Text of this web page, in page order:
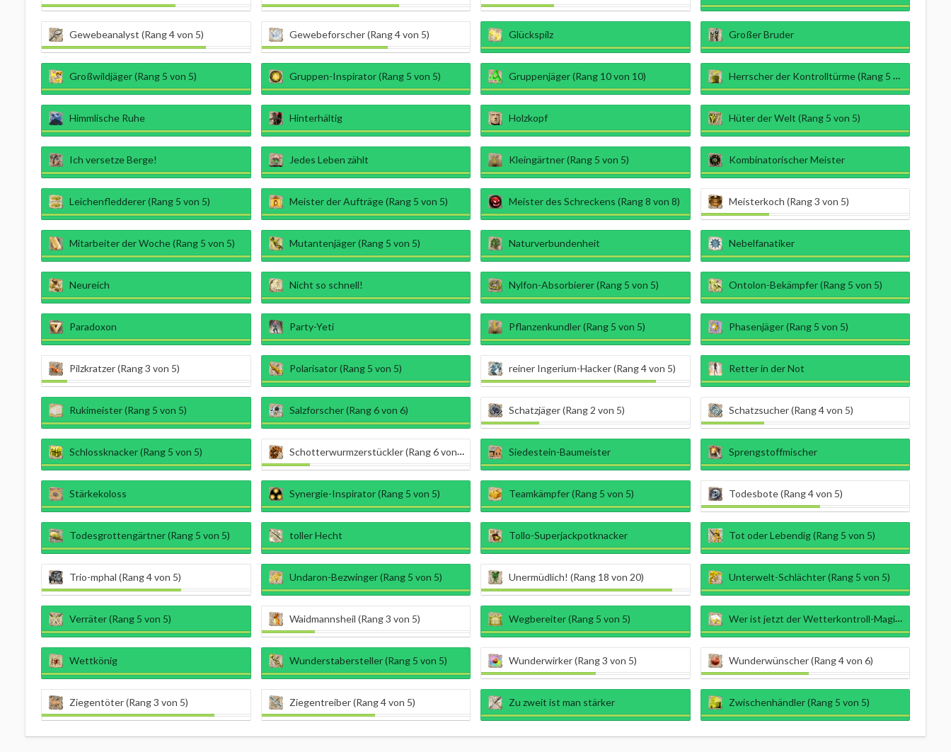
Gewebeanalyst (Rang 4 von 5) Gewebeforscher (Rang 4 von 5) Glückspilz Großer Bruder
Großwildjäger (Rang 5 von 5) Gruppen-Inspirator (Rang 5 von 5) Gruppenjäger (Rang 10 von 10) Herrscher der Kontrolltürme (Rang 5 von 5)
Himmlische Ruhe Hinterhältig Holzkopf Hüter der Welt (Rang 5 von 5)
Ich versetze Berge! Jedes Leben zählt Kleingärtner (Rang 5 von 5) Kombinatorischer Meister
Leichenfledderer (Rang 5 von 5) Meister der Aufträge (Rang 5 von 5) Meister des Schreckens (Rang 8 von 8) Meisterkoch (Rang 3 von 5)
Mitarbeiter der Woche (Rang 5 von 5) Mutantenjäger (Rang 5 von 5) Naturverbundenheit Nebelfanatiker
Neureich Nicht so schnell! Nylfon-Absorbierer (Rang 5 von 5) Ontolon-Bekämpfer (Rang 5 von 5)
Paradoxon Party-Yeti Pflanzenkundler (Rang 5 von 5) Phasenjäger (Rang 5 von 5)
Pilzkratzer (Rang 3 von 5) Polarisator (Rang 5 von 5) reiner Ingerium-Hacker (Rang 4 von 5) Retter in der Not
Rukimeister (Rang 5 von 5) Salzforscher (Rang 6 von 6) Schatzjäger (Rang 2 von 5) Schatzsucher (Rang 4 von 5)
Schlossknacker (Rang 5 von 5) Schotterwurmzerstückler (Rang 6 von 7) Siedestein-Baumeister Sprengstoffmischer
Stärkekoloss Synergie-Inspirator (Rang 5 von 5) Teamkämpfer (Rang 5 von 5) Todesbote (Rang 4 von 5)
Todesgrottengärtner (Rang 5 von 5) toller Hecht Tollo-Superjackpotknacker Tot oder Lebendig (Rang 5 von 5)
Trio-mphal (Rang 4 von 5) Undaron-Bezwinger (Rang 5 von 5) Unermüdlich! (Rang 18 von 20) Unterwelt-Schlächter (Rang 5 von 5)
Verräter (Rang 5 von 5) Waidmannsheil (Rang 3 von 5) Wegbereiter (Rang 5 von 5) Wer ist jetzt der Wetterkontroll-Magier (Rang 5 von 5)
Wettkönig Wunderstabersteller (Rang 5 von 5) Wunderwirker (Rang 3 von 5) Wunderwünscher (Rang 4 von 6)
Ziegentöter (Rang 3 von 5) Ziegentreiber (Rang 4 von 5) Zu zweit ist man stärker Zwischenhändler (Rang 5 von 5)